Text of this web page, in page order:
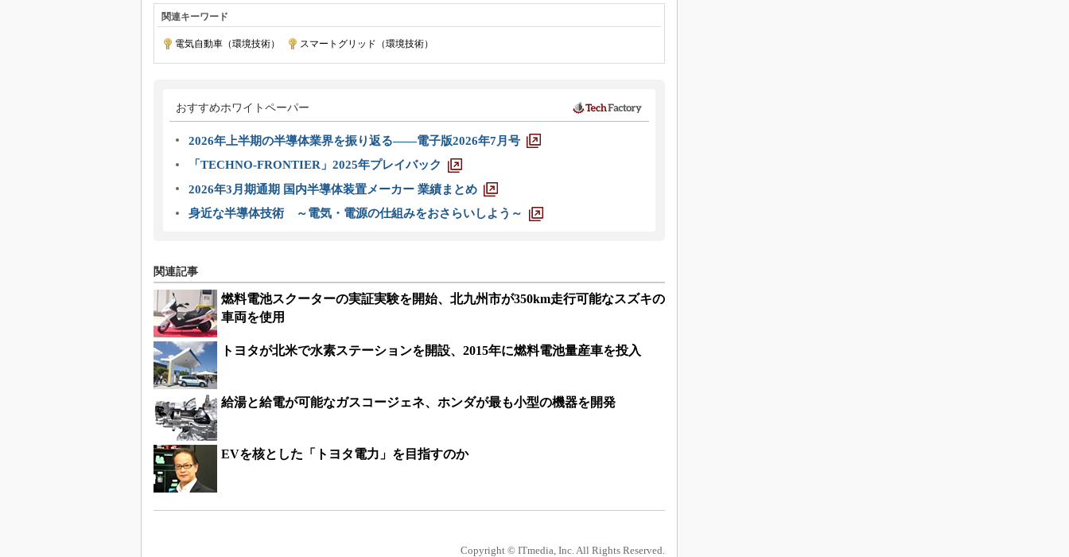
関連キーワード
電気自動車（環境技術） スマートグリッド（環境技術）
おすすめホワイトペーパー
2026年上半期の半導体業界を振り返る――電子版2026年7月号
「TECHNO-FRONTIER」2025年プレイバック
2026年3月期通期 国内半導体装置メーカー 業績まとめ
身近な半導体技術 ～電気・電源の仕組みをおさらいしよう～
関連記事
燃料電池スクーターの実証実験を開始、北九州市が350km走行可能なスズキの
車両を使用
トヨタが北米で水素ステーションを開設、2015年に燃料電池量産車を投入
給湯と給電が可能なガスコージェネ、ホンダが最も小型の機器を開発
EVを核とした「トヨタ電力」を目指すのか
Copyright © ITmedia, Inc. All Rights Reserved.